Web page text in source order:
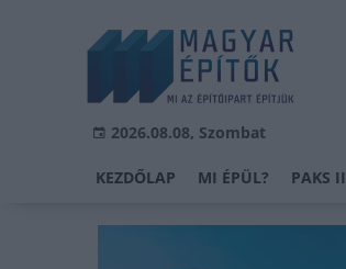
2026.08.08, Szombat
KEZDŐLAP MI ÉPÜL? PAKS II